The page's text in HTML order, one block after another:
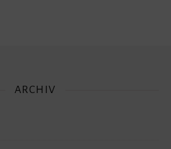
ARCHIV